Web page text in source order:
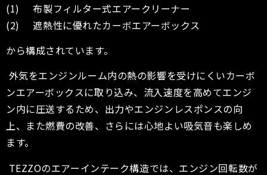
(1) 布製フィルター式エアークリーナー
(2) 遮熱性に優れたカーボエアーボックス
から構成されています。
外気をエンジンルーム内の熱の影響を受けにくいカーボ
ンエアーボックスに取り込み、流入速度を高めてエンジ
ン内に圧送するため、出力やエンジンレスポンスの向
上、また燃費の改善、さらには心地よい吸気音も楽しめ
ます。
TEZZOのエアーインテーク構造では、エンジン回転数が